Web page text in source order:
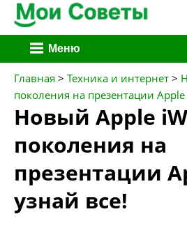
Перейти
к
содержимому
Меню
Главная > Техника и интернет >
поколения на презентации
Новый Apple
поколения на
презентации
узнай все!